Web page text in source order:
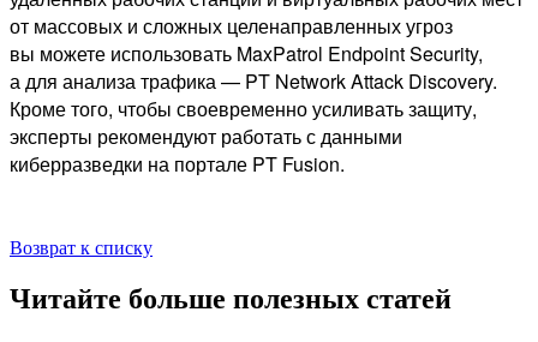
от массовых и сложных целенаправленных угроз
вы можете использовать MaxPatrol Endpoint Security,
а для анализа трафика — PT Network Attack Discovery.
Кроме того, чтобы своевременно усиливать защиту,
эксперты рекомендуют работать с данными
киберразведки на портале PT Fusion.
Возврат к списку
Читайте больше полезных статей